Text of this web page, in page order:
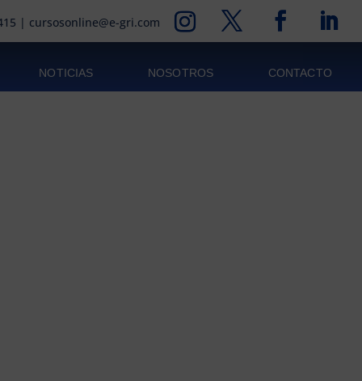
| cursosonline@e-gri.com
NOTICIAS NOSOTROS CONTACTO